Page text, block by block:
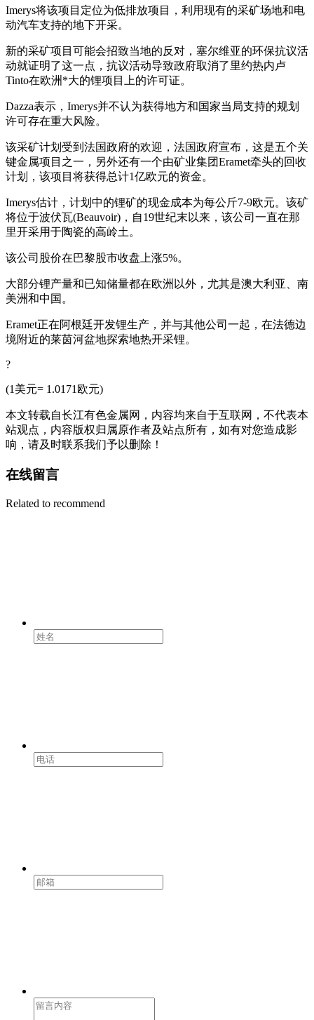
Imerys将该项目定位为低排放项目，利用现有的采矿场地和电
动汽车支持的地下开采。
新的采矿项目可能会招致当地的反对，塞尔维亚的环保抗议活
动就证明了这一点，抗议活动导致政府取消了里约热内卢
Tinto在欧洲*大的锂项目上的许可证。
Dazza表示，Imerys并不认为获得地方和国家当局支持的规划
许可存在重大风险。
该采矿计划受到法国政府的欢迎，法国政府宣布，这是五个关
键金属项目之一，另外还有一个由矿业集团Eramet牵头的回收
计划，该项目将获得总计1亿欧元的资金。
Imerys估计，计划中的锂矿的现金成本为每公斤7-9欧元。该矿
将位于波伏瓦(Beauvoir)，自19世纪末以来，该公司一直在那
里开采用于陶瓷的高岭土。
该公司股价在巴黎股市收盘上涨5%。
大部分锂产量和已知储量都在欧洲以外，尤其是澳大利亚、南
美洲和中国。
Eramet正在阿根廷开发锂生产，并与其他公司一起，在法德边
境附近的莱茵河盆地探索地热开采锂。
?
(1美元= 1.0171欧元)
本文转载自长江有色金属网，内容均来自于互联网，不代表本
站观点，内容版权归属原作者及站点所有，如有对您造成影
响，请及时联系我们予以删除！
在线留言
Related to recommend